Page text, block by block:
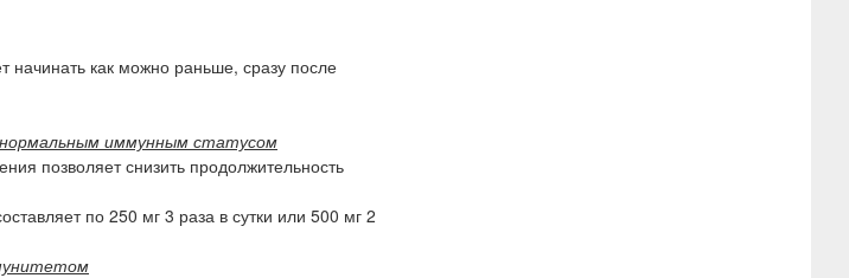
начинать как можно раньше, сразу после
нормальным иммунным статусом
позволяет снизить продолжительность
по 250 мг 3 раза в сутки или 500 мг 2